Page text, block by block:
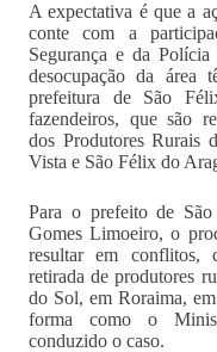
A expectativa é que a
conte com a
Segurança e da
desocupação da área
prefeitura de São
fazendeiros, que são
dos Produtores Rurais
Vista e São Félix do
Para o prefeito de
Gomes Limoeiro, o
resultar em conflitos,
retirada de produtores
do Sol, em Roraima,
forma como o
conduzido o caso.